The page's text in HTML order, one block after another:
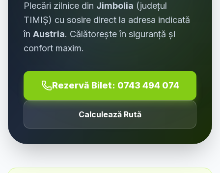
Plecări zilnice din Jimbolia (județul
TIMIȘ) cu sosire direct la adresa indicată
în Austria. Călătorește în siguranță și
confort maxim.
Rezervă Bilet: 0743 494 074
Calculează Rută